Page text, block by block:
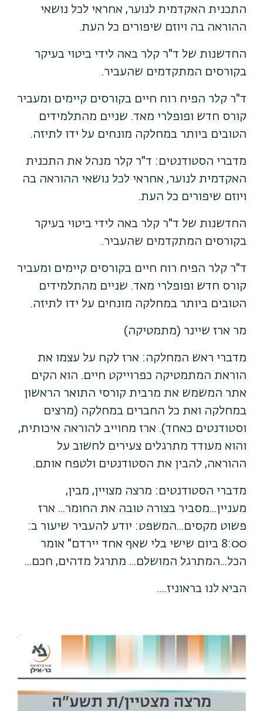
התכנית האקדמית לנוער, אחראי לכל נושאי
ההוראה בה ויוזם שיפורים כל העת.
החדשנות של ד"ר קלר באה לידי ביטוי בעיקר
בקורסים המתקדמים שהעביר.
ד"ר קלר הפיח רוח חיים בקורסים קיימים ומעביר
קורס חדש ופופלרי מאד. שניים מהתלמידים
הטובים ביותר במחלקה מונחים על ידו לתיזה.
מדברי הסטודנטים: ד"ר קלר מנהל את התכנית
האקדמית לנוער, אחראי לכל נושאי ההוראה בה
ויוזם שיפורים כל העת.
החדשנות של ד"ר קלר באה לידי ביטוי בעיקר
בקורסים המתקדמים שהעביר.
ד"ר קלר הפיח רוח חיים בקורסים קיימים ומעביר
קורס חדש ופופלרי מאד. שניים מהתלמידים
הטובים ביותר במחלקה מונחים על ידו לתיזה.
מר ארז שיינר (מתמטיקה)
מדברי ראש המחלקה: ארז לקח על עצמו את
הוראת המתמטיקה כפרוייקט חיים. הוא הקים
אתר המשמש את מרבית קורסי התואר הראשון
במחלקה ואת כל החברים במחלקה (מרצים
וסטודנטים כאחד). ארז מחוייב להוראה איכותית,
והוא מעודד מתרגלים צעירים לחשוב על
ההוראה, להבין את הסטודנטים ולטפח אותם.
מדברי הסטודנטים: מרצה מצויין, מבין,
מעניין...מסביר בצורה טובה את החומר... ארז
פשוט מקסים...המשפט: יודע להעביר שיעור ב:
8:00 ביום שישי בלי שאף אחד יירדם" אומר
הכל...המתרגל המושלם... מתרגל מדהים, חכם...
הביא לנו בראוניז....